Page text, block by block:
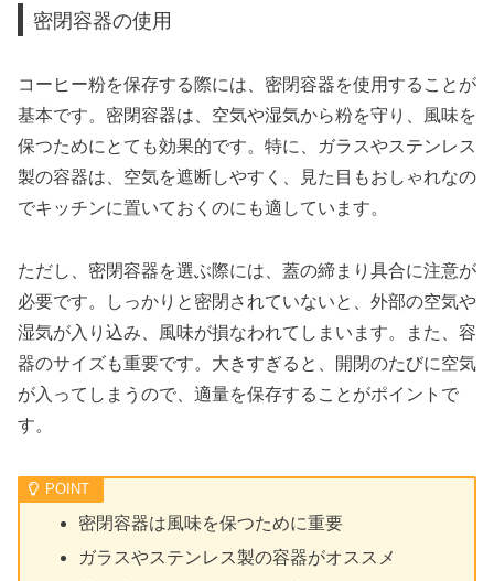
密閉容器の使用
コーヒー粉を保存する際には、密閉容器を使用することが
基本です。密閉容器は、空気や湿気から粉を守り、風味を
保つためにとても効果的です。特に、ガラスやステンレス
製の容器は、空気を遮断しやすく、見た目もおしゃれなの
でキッチンに置いておくのにも適しています。
ただし、密閉容器を選ぶ際には、蓋の締まり具合に注意が
必要です。しっかりと密閉されていないと、外部の空気や
湿気が入り込み、風味が損なわれてしまいます。また、容
器のサイズも重要です。大きすぎると、開閉のたびに空気
が入ってしまうので、適量を保存することがポイントで
す。
密閉容器は風味を保つために重要
ガラスやステンレス製の容器がオススメ